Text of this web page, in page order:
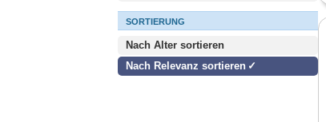
SORTIERUNG
Nach Alter sortieren
Nach Relevanz sortieren